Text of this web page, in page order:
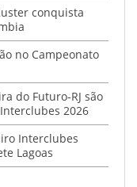
conquista
no Campeonato
do Futuro-RJ são
2026
Interclubes
Lagoas